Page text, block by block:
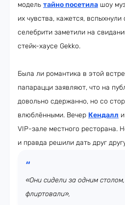
модель тайно посетила шоу
их чувства, кажется,
селебрити заметили на
стейк-хаусе Gekko.
Была ли романтика в этой
папарацци заявляют, что на
довольно сдержанно, но со
влюблёнными. Вечер Кендалл и
VIP-зале местного ресторана.
и правда решили дать друг
«Они сидели за одним
флиртовали»,